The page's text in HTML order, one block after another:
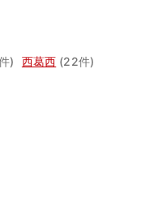
) 西葛西 (22件)